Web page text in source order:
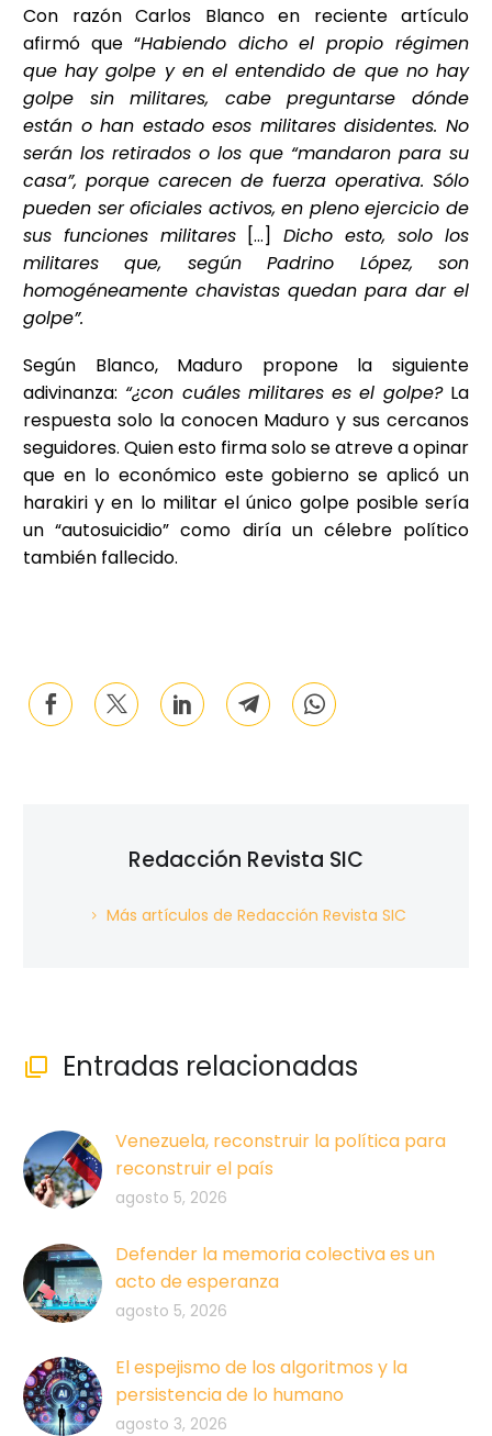
Con razón Carlos Blanco en reciente artículo
afirmó que “Habiendo dicho el propio régimen
que hay golpe y en el entendido de que no hay
golpe sin militares, cabe preguntarse dónde
están o han estado esos militares disidentes. No
serán los retirados o los que “mandaron para su
casa”, porque carecen de fuerza operativa. Sólo
pueden ser oficiales activos, en pleno ejercicio de
sus funciones militares […] Dicho esto, solo los
militares que, según Padrino López, son
homogéneamente chavistas quedan para dar el
golpe”.
Según Blanco, Maduro propone la siguiente
adivinanza: “¿con cuáles militares es el golpe? La
respuesta solo la conocen Maduro y sus cercanos
seguidores. Quien esto firma solo se atreve a opinar
que en lo económico este gobierno se aplicó un
harakiri y en lo militar el único golpe posible sería
un “autosuicidio” como diría un célebre político
también fallecido.
Redacción Revista SIC
Más artículos de Redacción Revista SIC
 Entradas relacionadas
Venezuela, reconstruir la política para
reconstruir el país
agosto 5, 2026
Defender la memoria colectiva es un
acto de esperanza
agosto 5, 2026
El espejismo de los algoritmos y la
persistencia de lo humano
agosto 3, 2026